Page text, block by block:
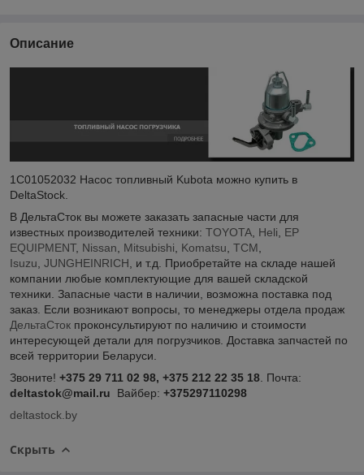
Описание
1C01052032 Насос топливный Kubota можно купить в
DeltaStock.
В ДельтаСток вы можете заказать запасные части для
известных производителей техники: TOYOTA Heli
EP
EQUIPMENT, Nissan Mitsubishi Komatsu TCM
Isuzu JUNGHEINRICH , и т.д. Приобретайте на складе нашей
компании любые комплектующие для вашей складской
техники. Запасные части в наличии, возможна поставка под
заказ. Если возникают вопросы, то менеджеры отдела продаж
ДельтаСток проконсультируют по наличию и стоимости
интересующей детали для погрузчиков. Доставка запчастей по
всей территории Беларуси.
Звоните! +375 29 711 02 98, +375 212 22 35 18 . Почта:
deltastok@mail.ru Вайбер: +375297110298
deltastock.by
Скрыть